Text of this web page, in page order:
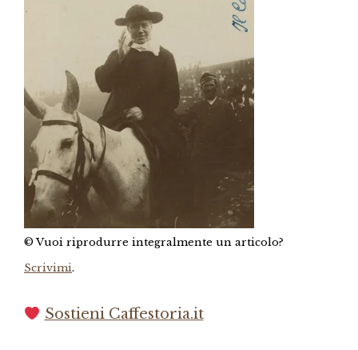
© Vuoi riprodurre integralmente un articolo?
Scrivimi.
Sostieni Caffestoria.it